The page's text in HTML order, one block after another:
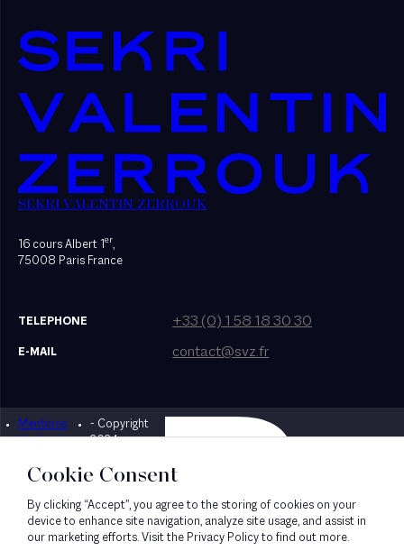
SEKRI VALENTIN ZERROUK
16 cours Albert 1er,
75008 Paris France
TELEPHONE +33 (0) 1 58 18 30 30
E-MAIL contact@svz.fr
Mentions
légales
- Copyright
2024
Designed by Bonhomme
Cookie Consent
By clicking “Accept”, you agree to the storing of cookies on your
device to enhance site navigation, analyze site usage, and assist in
our marketing efforts. Visit the Privacy Policy to find out more.